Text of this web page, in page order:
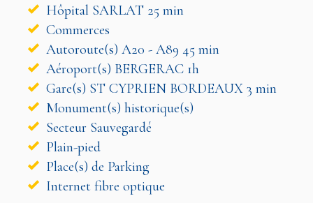
Hôpital SARLAT 25 min
Commerces
Autoroute(s) A20 - A89 45 min
Aéroport(s) BERGERAC 1h
Gare(s) ST CYPRIEN BORDEAUX 3 min
Monument(s) historique(s)
Secteur Sauvegardé
Plain-pied
Place(s) de Parking
Internet fibre optique